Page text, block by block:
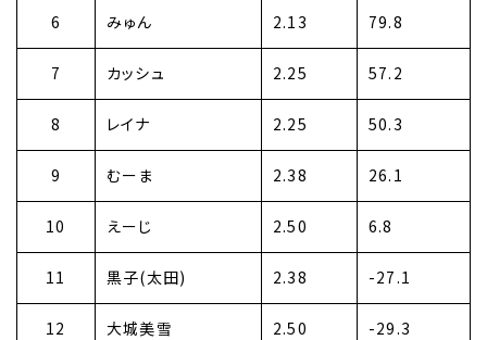
6 みゅん 2.13 79.8
7 カッシュ 2.25 57.2
8 レイナ 2.25 50.3
9 むーま 2.38 26.1
10 えーじ 2.50 6.8
11 黒子(太田) 2.38 -27.1
12 大城美雪 2.50 -29.3